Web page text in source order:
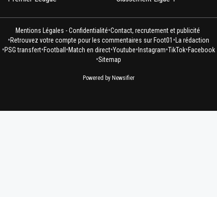
Mentions Légales - Confidentialité•Contact, recrutement et publicité
•Retrouvez votre compte pour les commentaires sur Foot01 • La rédaction
•PSG transfert•Football •Match en direct•Youtube• Instagram•TikTok•Facebook
•Sitemap
Powered by Newsifier